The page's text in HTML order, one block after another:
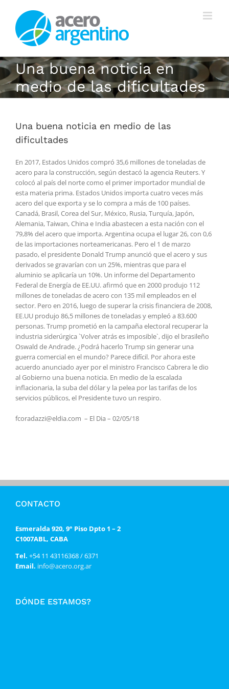
contenido
Una buena noticia en
medio de las dificultades
Una buena noticia en medio de las
dificultades
En 2017, Estados Unidos compró 35,6 millones de toneladas de
acero para la construcción, según destacó la agencia Reuters. Y
colocó al país del norte como el primer importador mundial de
esta materia prima. Estados Unidos importa cuatro veces más
acero del que exporta y se lo compra a más de 100 países.
Canadá, Brasil, Corea del Sur, México, Rusia, Turquía, Japón,
Alemania, Taiwan, China e India abastecen a esta nación con el
79,8% del acero que importa. Argentina ocupa el lugar 26, con 0,6
de las importaciones norteamericanas. Pero el 1 de marzo
pasado, el presidente Donald Trump anunció que el acero y sus
derivados se gravarían con un 25%, mientras que para el
aluminio se aplicaría un 10%. Un informe del Departamento
Federal de Energía de EE.UU. afirmó que en 2000 produjo 112
millones de toneladas de acero con 135 mil empleados en el
sector. Pero en 2016, luego de superar la crisis financiera de 2008,
EE.UU produjo 86,5 millones de toneladas y empleó a 83.600
personas. Trump prometió en la campaña electoral recuperar la
industria siderúrgica `Volver atrás es imposible`, dijo el brasileño
Oswald de Andrade. ¿Podrá hacerlo Trump sin generar una
guerra comercial en el mundo? Parece difícil. Por ahora este
acuerdo anunciado ayer por el ministro Francisco Cabrera le dio
al Gobierno una buena noticia. En medio de la escalada
inflacionaria, la suba del dólar y la pelea por las tarifas de los
servicios públicos, el Presidente tuvo un respiro.
fcoradazzi@eldia.com – El Dia – 02/05/18
CONTACTO
Esmeralda 920, 9° Piso Dpto 1 – 2
C1007ABL, CABA
Tel. +54 11 43116368 / 6371
Email. info@acero.org.ar
DÓNDE ESTAMOS?